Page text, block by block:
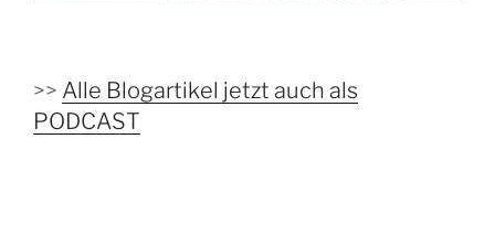
>> Alle Blogartikel jetzt auch als
PODCAST